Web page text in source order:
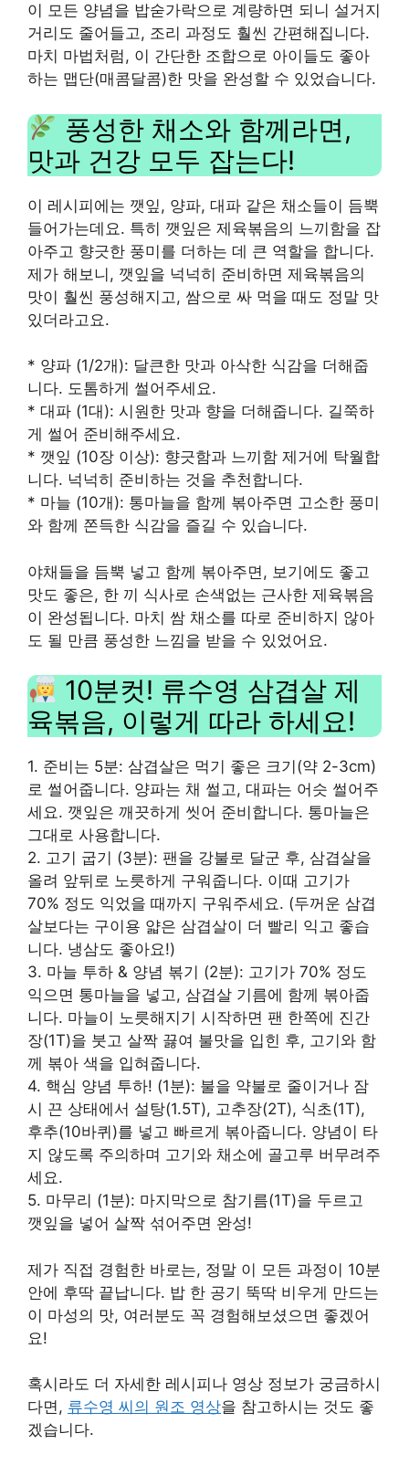
이 모든 양념을 밥숟가락으로 계량하면 되니 설거지
거리도 줄어들고, 조리 과정도 훨씬 간편해집니다.
마치 마법처럼, 이 간단한 조합으로 아이들도 좋아
하는 맵단(매콤달콤)한 맛을 완성할 수 있었습니다.
풍성한 채소와 함께라면,
맛과 건강 모두 잡는다!
이 레시피에는 깻잎, 양파, 대파 같은 채소들이 듬뿍
들어가는데요. 특히 깻잎은 제육볶음의 느끼함을 잡
아주고 향긋한 풍미를 더하는 데 큰 역할을 합니다.
제가 해보니, 깻잎을 넉넉히 준비하면 제육볶음의
맛이 훨씬 풍성해지고, 쌈으로 싸 먹을 때도 정말 맛
있더라고요.
* 양파 (1/2개): 달큰한 맛과 아삭한 식감을 더해줍
니다. 도톰하게 썰어주세요.
* 대파 (1대): 시원한 맛과 향을 더해줍니다. 길쭉하
게 썰어 준비해주세요.
* 깻잎 (10장 이상): 향긋함과 느끼함 제거에 탁월합
니다. 넉넉히 준비하는 것을 추천합니다.
* 마늘 (10개): 통마늘을 함께 볶아주면 고소한 풍미
와 함께 쫀득한 식감을 즐길 수 있습니다.
야채들을 듬뿍 넣고 함께 볶아주면, 보기에도 좋고
맛도 좋은, 한 끼 식사로 손색없는 근사한 제육볶음
이 완성됩니다. 마치 쌈 채소를 따로 준비하지 않아
도 될 만큼 풍성한 느낌을 받을 수 있었어요.
10분컷! 류수영 삼겹살 제
육볶음, 이렇게 따라 하세요!
1. 준비는 5분: 삼겹살은 먹기 좋은 크기(약 2-3cm)
로 썰어줍니다. 양파는 채 썰고, 대파는 어슷 썰어주
세요. 깻잎은 깨끗하게 씻어 준비합니다. 통마늘은
그대로 사용합니다.
2. 고기 굽기 (3분): 팬을 강불로 달군 후, 삼겹살을
올려 앞뒤로 노릇하게 구워줍니다. 이때 고기가
70% 정도 익었을 때까지 구워주세요. (두꺼운 삼겹
살보다는 구이용 얇은 삼겹살이 더 빨리 익고 좋습
니다. 냉삼도 좋아요!)
3. 마늘 투하 & 양념 볶기 (2분): 고기가 70% 정도
익으면 통마늘을 넣고, 삼겹살 기름에 함께 볶아줍
니다. 마늘이 노릇해지기 시작하면 팬 한쪽에 진간
장(1T)을 붓고 살짝 끓여 불맛을 입힌 후, 고기와 함
께 볶아 색을 입혀줍니다.
4. 핵심 양념 투하! (1분): 불을 약불로 줄이거나 잠
시 끈 상태에서 설탕(1.5T), 고추장(2T), 식초(1T),
후추(10바퀴)를 넣고 빠르게 볶아줍니다. 양념이 타
지 않도록 주의하며 고기와 채소에 골고루 버무려주
세요.
5. 마무리 (1분): 마지막으로 참기름(1T)을 두르고
깻잎을 넣어 살짝 섞어주면 완성!
제가 직접 경험한 바로는, 정말 이 모든 과정이 10분
안에 후딱 끝납니다. 밥 한 공기 뚝딱 비우게 만드는
이 마성의 맛, 여러분도 꼭 경험해보셨으면 좋겠어
요!
혹시라도 더 자세한 레시피나 영상 정보가 궁금하시
다면, 류수영 씨의 원조 영상을 참고하시는 것도 좋
겠습니다.